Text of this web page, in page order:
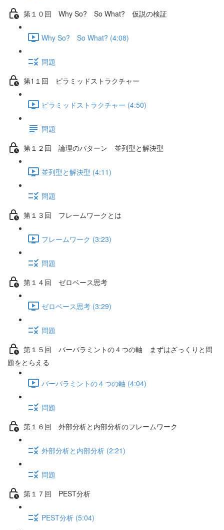
第１０回 Why So? So What? 仮説の検証
Why So? So What? (4:08)
問題
第1１回 ピラミッドストラクチャー
ピラミッドストラクチャー (4:50)
問題
第１２回 論理のパターン 並列型と解決型
並列型と解決型 (4:11)
問題
第１３回 フレームワークとは
フレームワーク (3:23)
問題
第１４回 ゼロベース思考
ゼロベース思考 (3:29)
問題
第１５回 バーバラミントの４つの軸 まずはざっくりと問
題をとらえる
バーバラミントの４つの軸 (4:04)
問題
第１６回 外部分析と内部分析のフレームワーク
外部分析と内部分析 (2:21)
問題
第１７回 PEST分析
PEST分析 (5:04)